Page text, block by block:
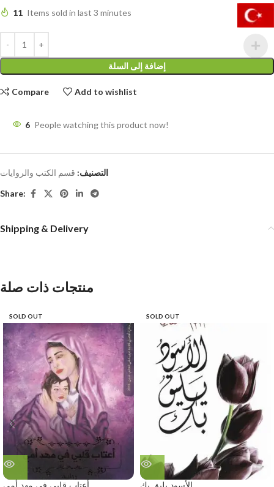
11 Items sold in last 3 minutes
إضافة إلى السلة
Compare Add to wishlist
6 People watching this product now!
التصنيف: قسم الكتب والروايات
Share:
Shipping & Delivery
منتجات ذات صلة
SOLD OUT SOLD OUT